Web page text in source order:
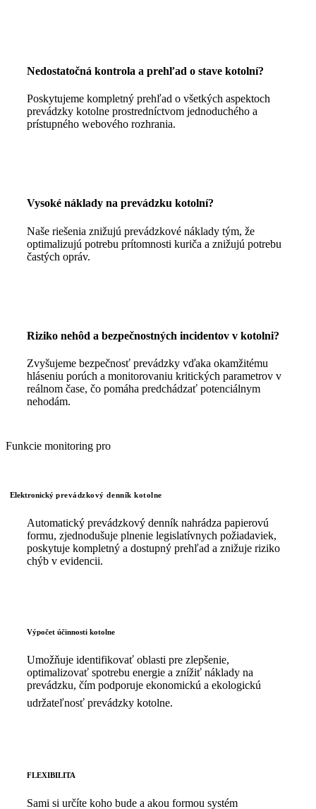
Nedostatočná kontrola a prehľad o stave kotolní?
Poskytujeme kompletný prehľad o všetkých aspektoch
prevádzky kotolne prostredníctvom jednoduchého a
prístupného webového rozhrania.
Vysoké náklady na prevádzku kotolní?
Naše riešenia znižujú prevádzkové náklady tým, že
optimalizujú potrebu prítomnosti kuriča a znižujú potrebu
častých opráv.
Riziko nehôd a bezpečnostných incidentov v kotolni?
Zvyšujeme bezpečnosť prevádzky vďaka okamžitému
hláseniu porúch a monitorovaniu kritických parametrov v
reálnom čase, čo pomáha predchádzať potenciálnym
nehodám.
Funkcie monitoring pro
Elektronický prevádzkový denník kotolne
Automatický prevádzkový denník nahrádza papierovú
formu, zjednodušuje plnenie legislatívnych požiadaviek,
poskytuje kompletný a dostupný prehľad a znižuje riziko
chýb v evidencii.
Výpočet účinnosti kotolne
Umožňuje identifikovať oblasti pre zlepšenie,
optimalizovať spotrebu energie a znížiť náklady na
prevádzku, čím podporuje ekonomickú a ekologickú
udržateľnosť prevádzky kotolne.
FLEXIBILITA
Sami si určíte koho bude a akou formou systém